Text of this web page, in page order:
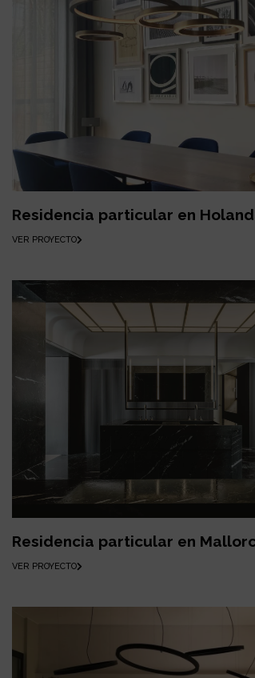
Residencia particular en
VER PROYECTO
Residencia particular en
VER PROYECTO